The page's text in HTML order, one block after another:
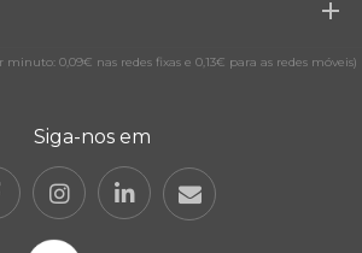
minuto: 0,09€ nas redes fixas e 0,13€ para as redes móveis)
Siga-nos em